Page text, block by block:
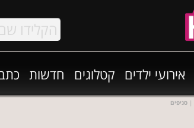
אירועי ילדים קטלוגים חדשות
| סניפים